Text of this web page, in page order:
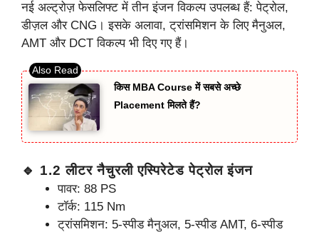
नई अल्ट्रोज़ फेसलिफ्ट में तीन इंजन विकल्प उपलब्ध हैं: पेट्रोल,
डीज़ल और CNG। इसके अलावा, ट्रांसमिशन के लिए मैनुअल,
AMT और DCT विकल्प भी दिए गए हैं।
किस MBA Course में सबसे अच्छे
Placement मिलते हैं?
🔹 1.2 लीटर नैचुरली एस्पिरेटेड पेट्रोल इंजन
पावर: 88 PS
टॉर्क: 115 Nm
ट्रांसमिशन: 5-स्पीड मैनुअल, 5-स्पीड AMT, 6-स्पीड